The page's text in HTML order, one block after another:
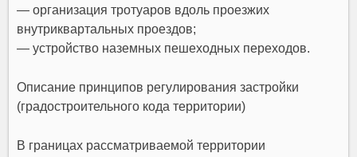
— организация тротуаров вдоль проезжих
внутриквартальных проездов;
— устройство наземных пешеходных переходов.
Описание принципов регулирования застройки
(градостроительного кода территории)
В границах рассматриваемой территории